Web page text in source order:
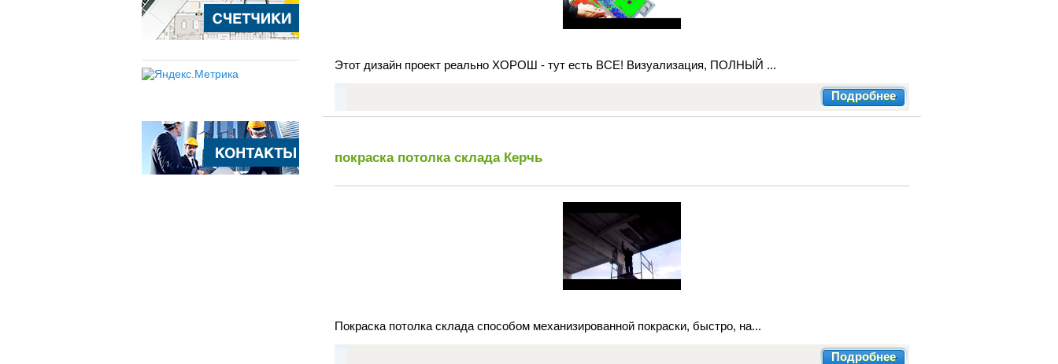
Этот дизайн проект реально ХОРОШ - тут есть ВСЕ! Визуализация, ПОЛНЫЙ ...
Подробнее
покраска потолка склада Керчь
Покраска потолка склада способом механизированной покраски, быстро, на...
Подробнее